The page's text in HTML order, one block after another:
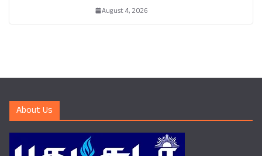
August 4, 2026
About Us